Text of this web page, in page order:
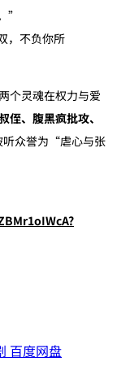
”
，不负你所
个灵魂在权力与爱
侄、腹黑疯批攻、
听众誉为“虐心与张
百度网盘